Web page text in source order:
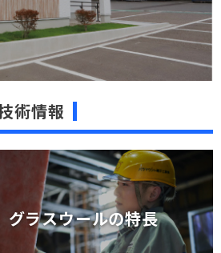
ン館
術情報
グラスウールの特長
グラスウールの特長